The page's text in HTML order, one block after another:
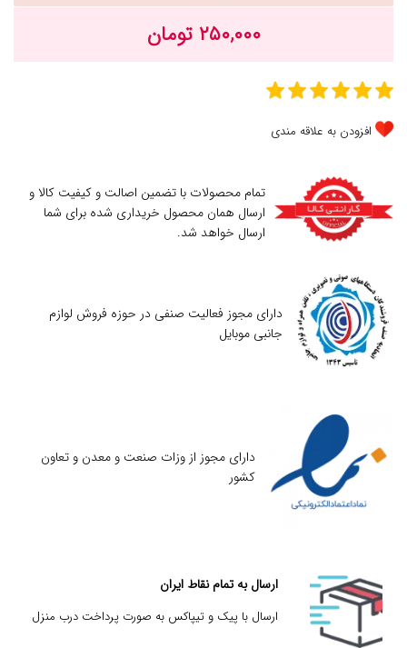
۲۵۰,۰۰۰ تومان
افزودن به علاقه مندی
تمام محصولات با تضمین اصالت و کیفیت کالا و
ارسال همان محصول خریداری شده برای شما
ارسال خواهد شد.
دارای مجوز فعالیت صنفی در حوزه فروش لوازم
جانبی موبایل
دارای مجوز از وزات صنعت و معدن و تعاون
کشور
ارسال به تمام نقاط ایران
ارسال با پیک و تیپاکس به صورت پرداخت درب منزل